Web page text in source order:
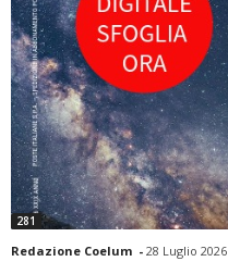
281
Redazione Coelum - 28 Luglio 2026